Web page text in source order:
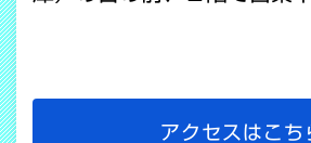
アクセスはこち